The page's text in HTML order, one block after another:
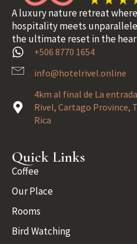
A luxury nature retreat
hospitality meets
the ultimate reset in the
+506 8770 1654
info@hotelrivel.online
4km al final de La
Rivel, Cartago Province,
Rica
Quick Links
Coffee
Our Place
Rooms
Bird Watching